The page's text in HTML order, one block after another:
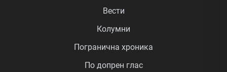
Вести
Колумни
Погранична хроника
По допрен глас